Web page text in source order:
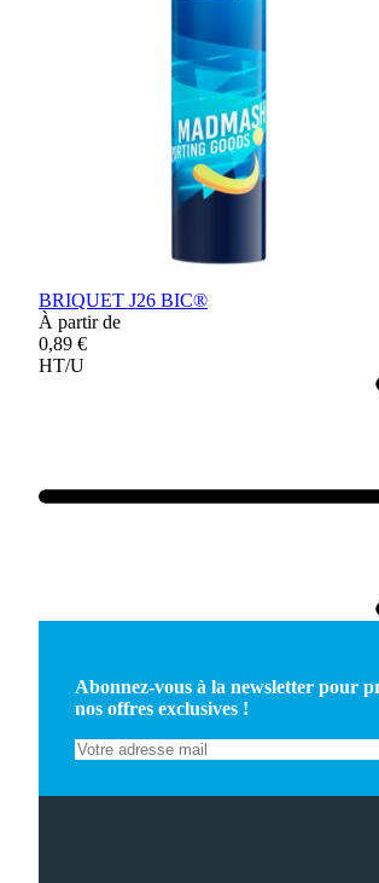
BRIQUET J26 BIC®
À partir de
0,89 €
HT/U
Abonnez-vous à la newsletter pour
nos offres exclusives !